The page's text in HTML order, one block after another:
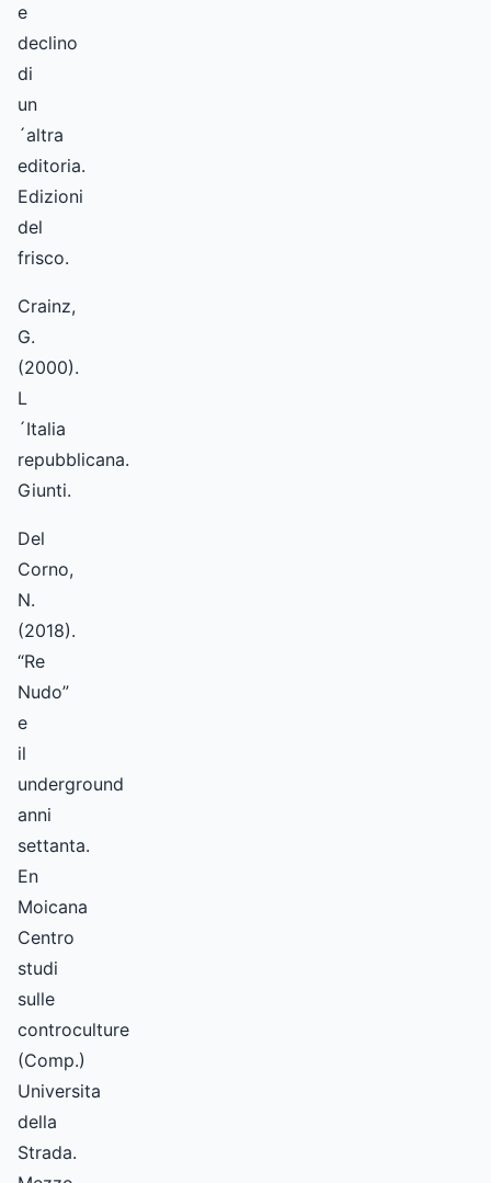
e
declino
di
un
´altra
editoria.
Edizioni
del
frisco.
Crainz,
G.
(2000).
L
´Italia
repubblicana.
Giunti.
Del
Corno,
N.
(2018).
“Re
Nudo”
e
il
underground
anni
settanta.
En
Moicana
Centro
studi
sulle
controculture
(Comp.)
Universita
della
Strada.